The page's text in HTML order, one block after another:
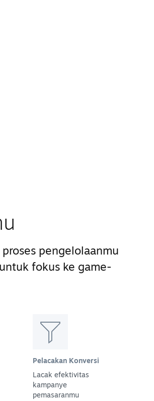
pengelolaanmu
fokus ke game-
Pelacakan Konversi
Lacak efektivitas
kampanye
pemasaranmu